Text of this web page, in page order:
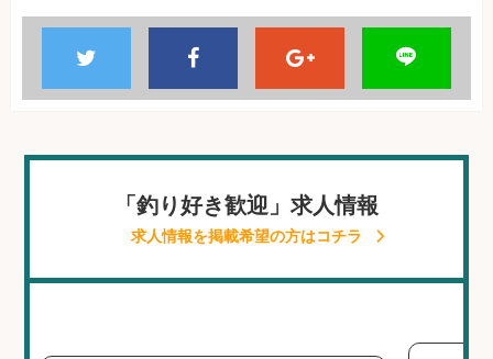
「釣り好き歓迎」求人情報
求人情報を掲載希望の方はコチラ